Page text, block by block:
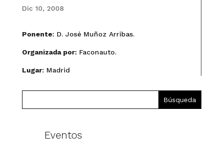
Dic 10, 2008
Ponente: D. José Muñoz Arribas.
Organizada por:Faconauto.
Lugar: Madrid
Eventos